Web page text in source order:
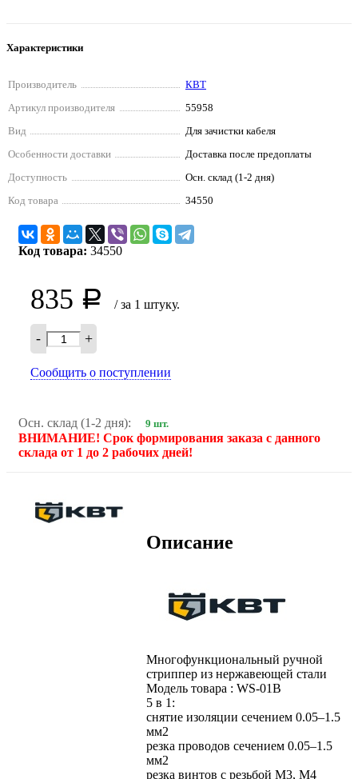
Характеристики
Производитель
КВТ
Артикул производителя
55958
Вид
Для зачистки кабеля
Особенности доставки
Доставка после предоплаты
Доступность
Осн. склад (1-2 дня)
Код товара
34550
Код товара: 34550
835 Р / за 1 штуку.
- +
Сообщить о поступлении
Осн. склад (1-2 дня): 9 шт.
ВНИМАНИЕ! Срок формирования заказа с данного
склада от 1 до 2 рабочих дней!
Описание
Многофункциональный ручной
стриппер из нержавеющей стали
Модель товара : WS-01B
5 в 1:
снятие изоляции сечением 0.05–1.5
мм2
резка проводов сечением 0.05–1.5
мм2
резка винтов с резьбой М3, М4